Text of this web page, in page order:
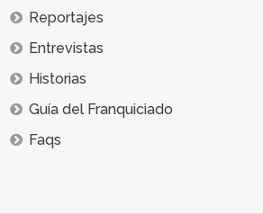
Reportajes
Entrevistas
Historias
Guía del Franquiciado
Faqs